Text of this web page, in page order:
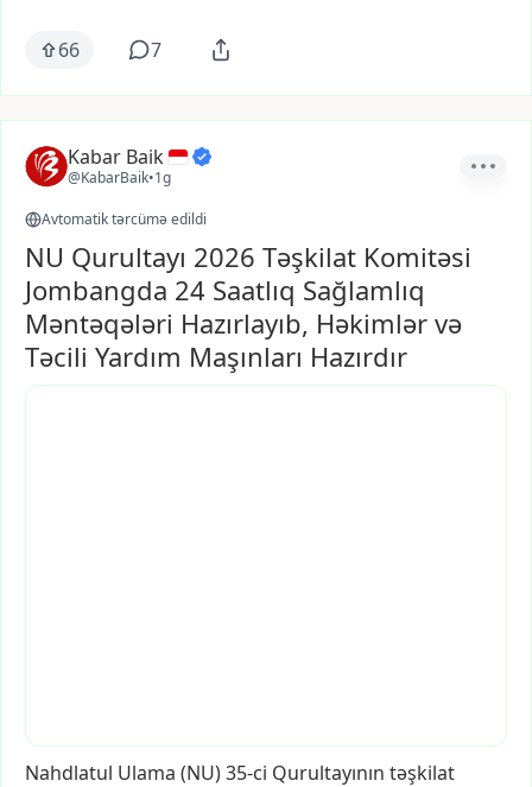
66 7
Kabar Baik
@KabarBaik•1g
Avtomatik tərcümə edildi
NU Qurultayı 2026 Təşkilat Komitəsi
Jombangda 24 Saatlıq Sağlamlıq
Məntəqələri Hazırlayıb, Həkimlər və
Təcili Yardım Maşınları Hazırdır
Nahdlatul Ulama (NU)35-ci Qurultayının təşkilat